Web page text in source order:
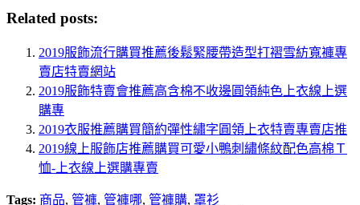
Related posts:
2019服飾流行購買推薦後鬆緊腰帶造型打褶雪紡寬褲專
賣店特賣網站
2019服飾特賣會推薦高含棉不收邊圓領純色上衣線上選
購專
2019衣服推薦購買簡約彈性繡字圓領上衣特賣專賣店推
2019線上服飾店推薦購買可愛小鴨刺繡條紋配色高棉Ｔ
恤-上衣線上選購專賣
Tags: 商品, 管褲, 管褲哪, 管褲購, 罩衫